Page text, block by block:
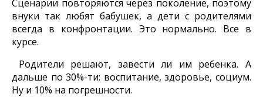
Сценарии повторяются через поколение, поэтому
внуки так любят бабушек, а дети с родителями
всегда в конфронтации. Это нормально. Все в
курсе.
Родители решают, завести ли им ребенка. А
дальше по 30%-ти: воспитание, здоровье, социум.
Ну и 10% на погрешности.